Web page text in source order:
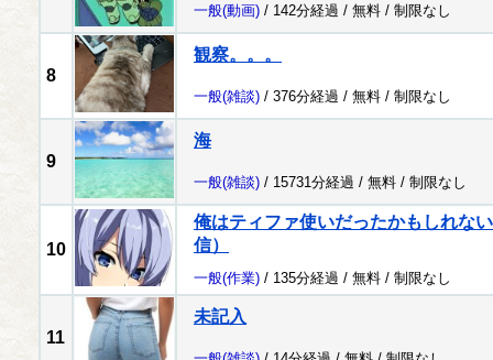
一般(動画) / 142分経過 / 無料 / 制限なし
8
観察。。。
一般(雑談) / 376分経過 / 無料 / 制限なし
9
海
一般(雑談) / 15731分経過 / 無料 / 制限なし
10
俺はティファ使いだったかもしれな
信）
一般(作業) / 135分経過 / 無料 / 制限なし
11
未記入